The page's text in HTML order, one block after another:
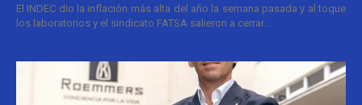
El INDEC dio la inflación más alta del año la semana pasada y al toque
los laboratorios y el sindicato FATSA salieron a cerrar...